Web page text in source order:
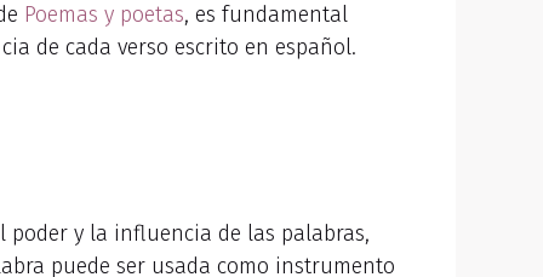
Poemas y poetas, es fundamental
de cada verso escrito en español.
poder y la influencia de las palabras,
puede ser usada como instrumento